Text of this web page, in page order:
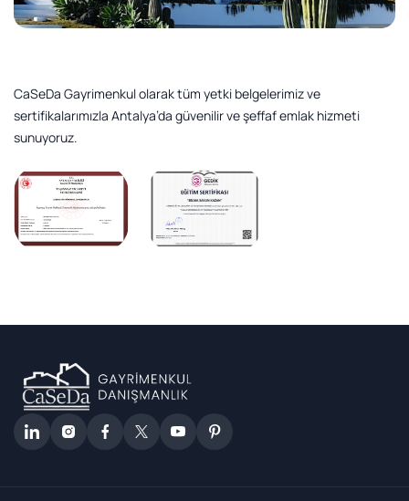
CaSeDa Gayrimenkul olarak tüm yetki belgelerimiz ve
sertifikalarımızla Antalya’da güvenilir ve şeffaf emlak hizmeti
sunuyoruz.